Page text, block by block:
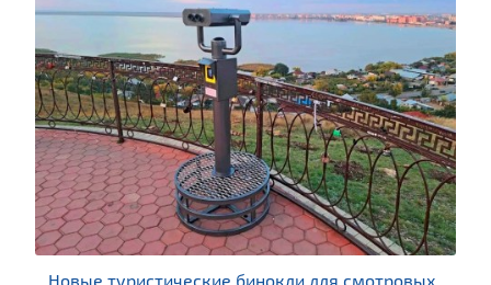
Новые туристические бинокли для смотровых